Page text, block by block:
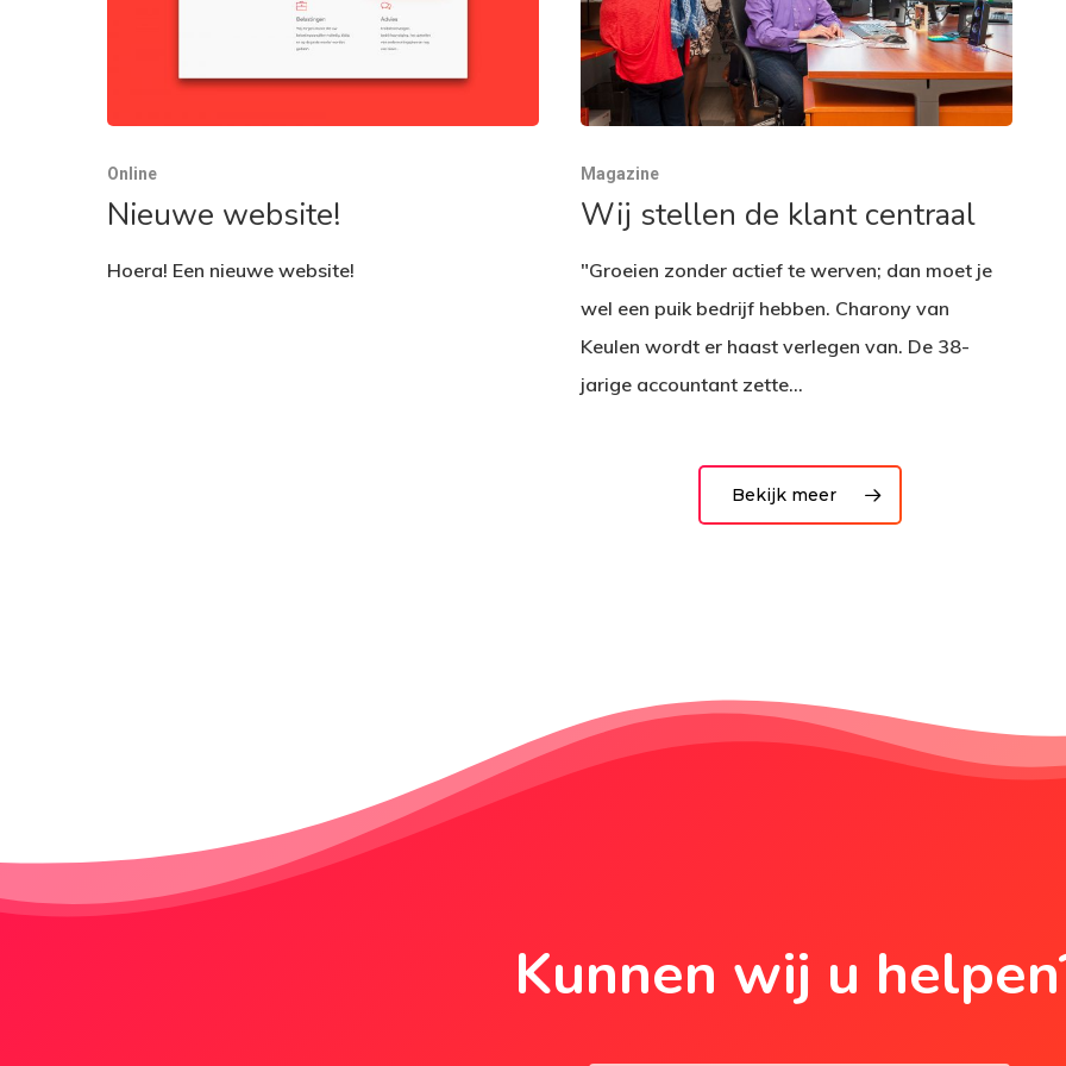
Online
Nieuwe website!
Hoera! Een nieuwe website!
Magazine
Wij stellen de klant centraal
"Groeien zonder actief te werven; dan moet je
wel een puik bedrijf hebben. Charony van
Keulen wordt er haast verlegen van. De 38-
jarige accountant zette…
Bekijk meer
Kunnen wij u